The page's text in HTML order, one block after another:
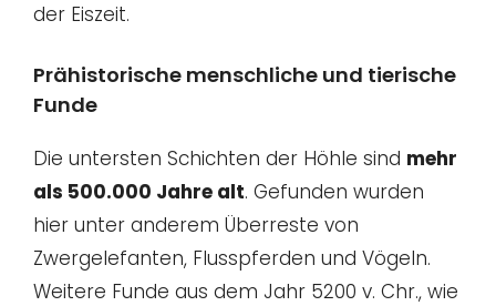
der Eiszeit.
Prähistorische menschliche und tierische
Funde
Die untersten Schichten der Höhle sind mehr
als 500.000 Jahre alt. Gefunden wurden
hier unter anderem Überreste von
Zwergelefanten, Flusspferden und Vögeln.
Weitere Funde aus dem Jahr 5200 v. Chr., wie